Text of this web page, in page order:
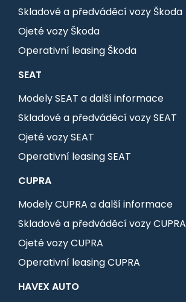
Skladové a předváděcí vozy Škoda
Ojeté vozy Škoda
Operativní leasing Škoda
SEAT
Modely SEAT a další informace
Skladové a předváděcí vozy SEAT
Ojeté vozy SEAT
Operativní leasing SEAT
CUPRA
Modely CUPRA a další informace
Skladové a předváděcí vozy CUPRA
Ojeté vozy CUPRA
Operativní leasing CUPRA
HAVEX AUTO